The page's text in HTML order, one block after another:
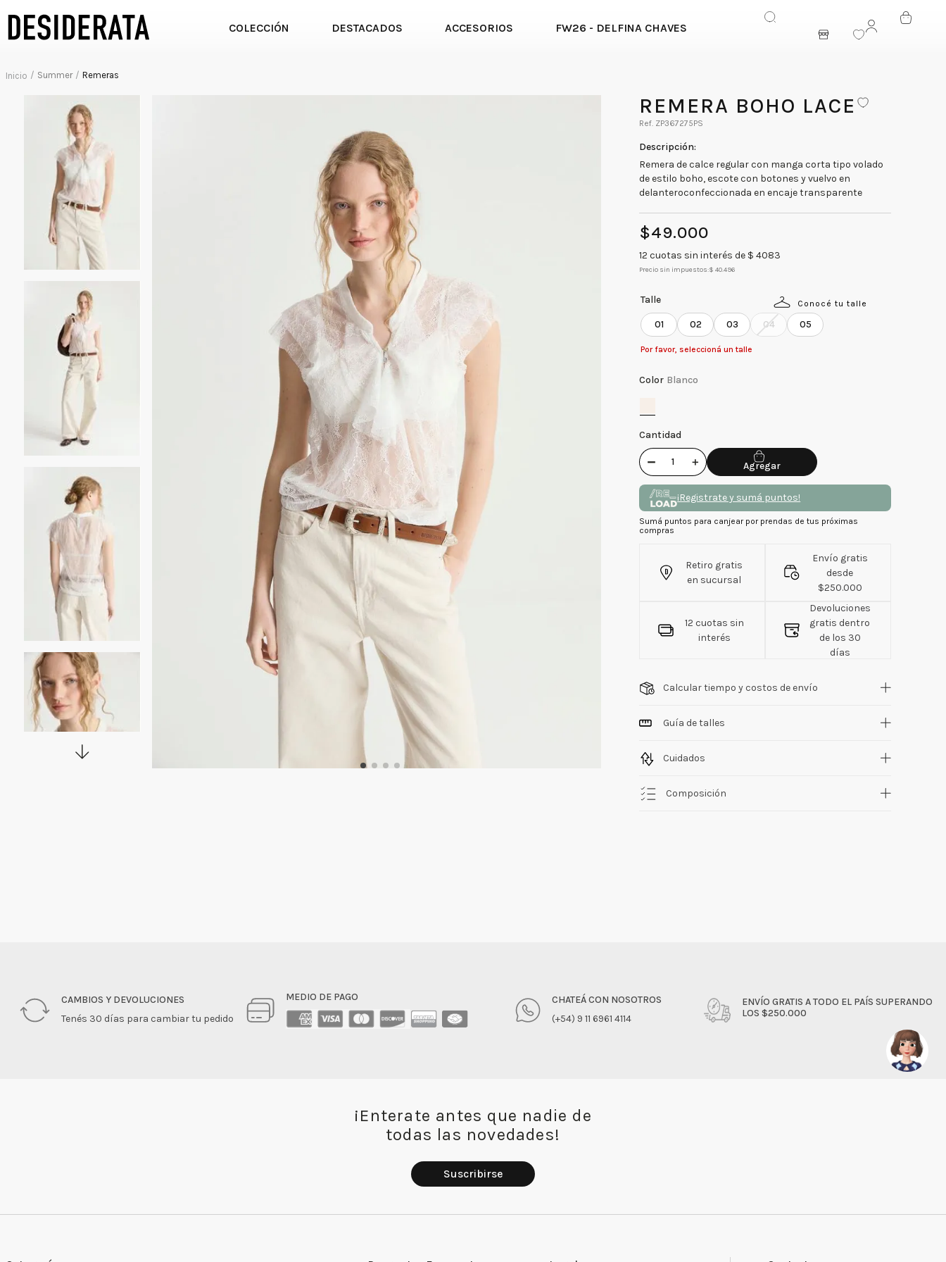
COLECCIÓN DESTACADOS ACCESORIOS FW26 - DELFINA CHAVES ENTRAR
Summer Remeras
REMERA BOHO LACE
ZP367275PS
Remera de calce regular con manga corta tipo volado
de estilo boho, escote con botones y vuelvo en
delanteroconfeccionada en encaje transparente
$49.000
12 cuotas sin interés de $ 4083
Precio sin impuestos:$ 40.496
Conocé tu talle
Talle
01 02 03 04 05
Por favor, seleccioná un talle
Color Blanco
Cantidad
＋
－
¡Registrate y sumá puntos!
Sumá puntos para canjear por prendas de tus próximas
compras
Retiro gratis
en sucursal
Envío gratis
desde
$250.000
12 cuotas sin
interés
Devoluciones
gratis dentro
de los 30
días
Calcular tiempo y costos de envío
Guía de talles
Cuidados
Composición
CAMBIOS Y DEVOLUCIONES
Tenés 30 días para cambiar tu pedido
MEDIO DE PAGO
CHATEÁ CON NOSOTROS
(+54) 9 11 6961 4114
ENVÍO GRATIS A TODO EL PAÍS SUPERANDO
LOS $250.000
¡Enterate antes que nadie de
todas las novedades!
Suscribirse